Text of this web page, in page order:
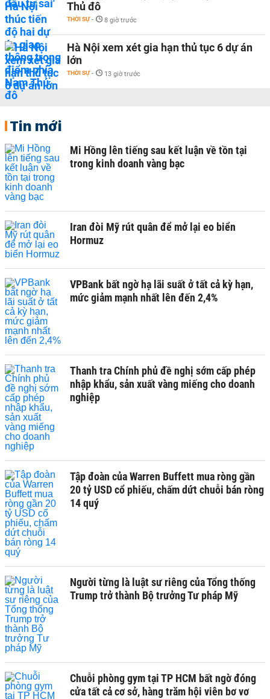
Thủ đô
THỜI SỰ - 8 giờ trước
Hà Nội xem xét gia hạn thủ tục 6 dự án
lớn
THỜI SỰ - 13 giờ trước
Tin mới
Mi Hồng lên tiếng sau kết luận về tồn tại
trong kinh doanh vàng bạc
Iran đòi Mỹ rút quân để mở lại eo biển
Hormuz
VPBank bất ngờ hạ lãi suất ở tất cả kỳ hạn,
mức giảm mạnh nhất lên đến 2,4%
Thanh tra Chính phủ đề nghị sớm cấp phép
nhập khẩu, sản xuất vàng miếng cho doanh
nghiệp
Tập đoàn của Warren Buffett mua ròng gần
20 tỷ USD cổ phiếu, chấm dứt chuỗi bán ròng
14 quý
Người từng là luật sư riêng của Tổng thống
Trump trở thành Bộ trưởng Tư pháp Mỹ
Chuỗi phòng gym tại TP HCM bất ngờ đóng
cửa tất cả cơ sở, hàng trăm hội viên bơ vơ